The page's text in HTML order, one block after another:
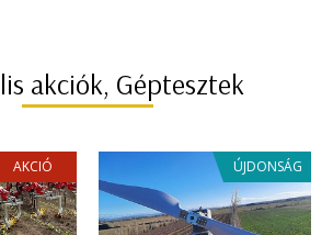
akciók, Géptesztek
AKCIÓ ÚJDONSÁG